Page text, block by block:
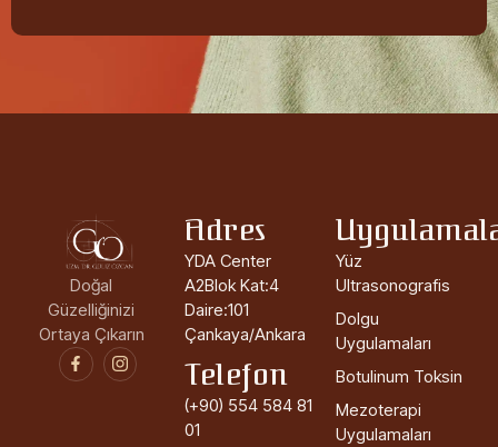
Doğal
Güzelliğinizi
Ortaya Çıkarın
Adres
YDA Center
A2Blok Kat:4
Daire:101
Çankaya/Ankara
Telefon
(+90) 554 584 81
01
Yüz
Ultrasonografis
Dolgu
Uygulamaları
Botulinum Toksin
Mezoterapi
Uygulamaları